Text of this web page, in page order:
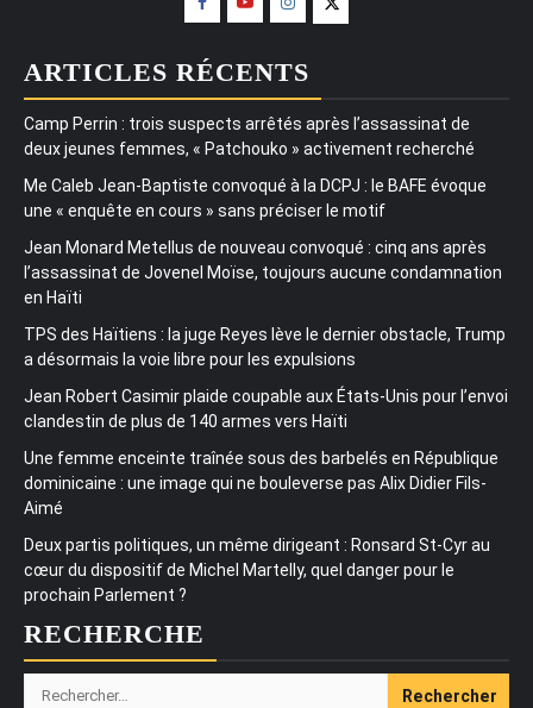
ARTICLES RÉCENTS
Camp Perrin : trois suspects arrêtés après l’assassinat de
deux jeunes femmes, « Patchouko » activement recherché
Me Caleb Jean-Baptiste convoqué à la DCPJ : le BAFE évoque
une « enquête en cours » sans préciser le motif
Jean Monard Metellus de nouveau convoqué : cinq ans après
l’assassinat de Jovenel Moïse, toujours aucune condamnation
en Haïti
TPS des Haïtiens : la juge Reyes lève le dernier obstacle, Trump
a désormais la voie libre pour les expulsions
Jean Robert Casimir plaide coupable aux États-Unis pour l’envoi
clandestin de plus de 140 armes vers Haïti
Une femme enceinte traînée sous des barbelés en République
dominicaine : une image qui ne bouleverse pas Alix Didier Fils-
Aimé
Deux partis politiques, un même dirigeant : Ronsard St-Cyr au
cœur du dispositif de Michel Martelly, quel danger pour le
prochain Parlement ?
RECHERCHE
Rechercher :